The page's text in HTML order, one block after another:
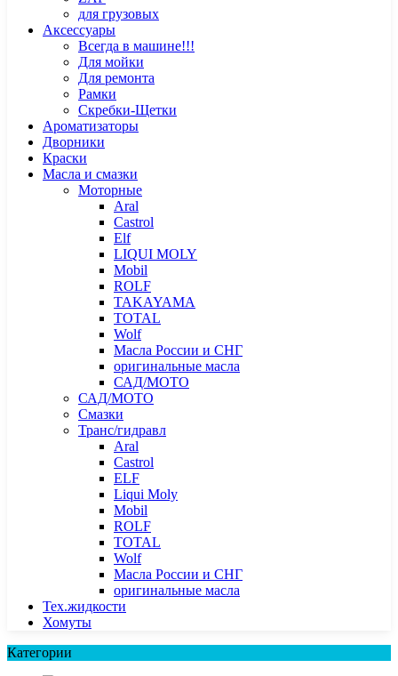
для грузовых
Аксессуары
Всегда в машине!!!
Для мойки
Для ремонта
Рамки
Скребки-Щетки
Ароматизаторы
Дворники
Краски
Масла и смазки
Моторные
Aral
Castrol
Elf
LIQUI MOLY
Mobil
ROLF
TAKAYAMA
TOTAL
Wolf
Масла России и СНГ
оригинальные масла
САД/МОТО
САД/МОТО
Смазки
Транс/гидравл
Aral
Castrol
ELF
Liqui Moly
Mobil
ROLF
TOTAL
Wolf
Масла России и СНГ
оригинальные масла
Тех.жидкости
Хомуты
Категории